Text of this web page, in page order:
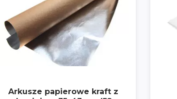
Arkusze papierowe kraft z